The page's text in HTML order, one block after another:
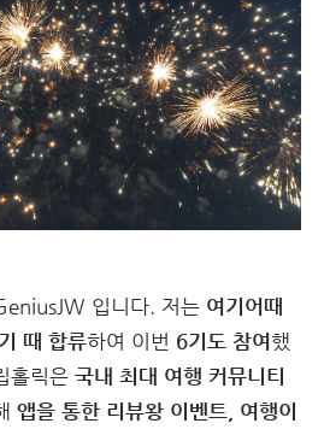
입니다. 저는 여기어때
때 합류하여 이번 6기도 참여 했
홀릭은 국내 최대 여행 커뮤니티
앱을 통한 리뷰왕 이벤트, 여행이